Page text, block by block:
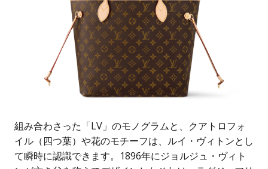
組み合わさった「LV」のモノグラムと、クアトロフォ
イル（四つ葉）や花のモチーフは、ルイ・ヴィトンとし
て瞬時に認識できます。1896年にジョルジュ・ヴィト